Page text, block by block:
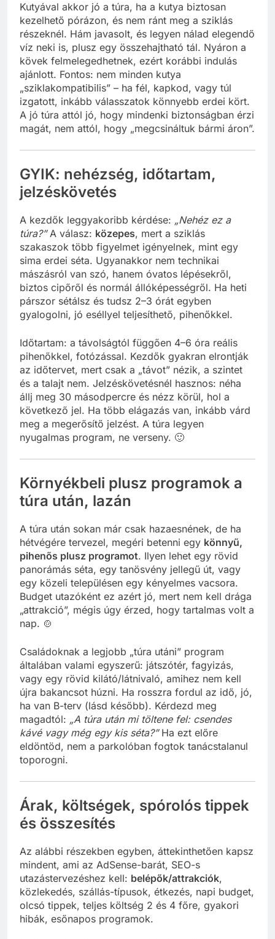
Kutyával akkor jó a túra, ha a kutya biztosan
kezelhető pórázon, és nem ránt meg a sziklás
részeknél. Hám javasolt, és legyen nálad elegendő
víz neki is, plusz egy összehajtható tál. Nyáron a
kövek felmelegedhetnek, ezért korábbi indulás
ajánlott. Fontos: nem minden kutya
„sziklakompatibilis” – ha fél, kapkod, vagy túl
izgatott, inkább válasszatok könnyebb erdei kört.
A jó túra attól jó, hogy mindenki biztonságban érzi
magát, nem attól, hogy „megcsináltuk bármi áron”.
GYIK: nehézség, időtartam,
jelzéskövetés
A kezdők leggyakoribb kérdése: „Nehéz ez a
túra?”A válasz: közepes, mert a sziklás
szakaszok több figyelmet igényelnek, mint egy
sima erdei séta. Ugyanakkor nem technikai
mászásról van szó, hanem óvatos lépésekről,
biztos cipőről és normál állóképességről. Ha heti
párszor sétálsz és tudsz 2–3 órát egyben
gyalogolni, jó eséllyel teljesíthető, pihenőkkel.
Időtartam: a távolságtól függően 4–6 óra reális
pihenőkkel, fotózással. Kezdők gyakran elrontják
az időtervet, mert csak a „távot” nézik, a szintet
és a talajt nem. Jelzéskövetésnél hasznos: néha
állj meg 30 másodpercre és nézz körül, hol a
következő jel. Ha több elágazás van, inkább várd
meg a megerősítő jelzést. A túra legyen
nyugalmas program, ne verseny. 🙂
Környékbeli plusz programok a
túra után, lazán
A túra után sokan már csak hazaesnének, de ha
hétvégére tervezel, megéri betenni egy könnyű,
pihenős plusz programot. Ilyen lehet egy rövid
panorámás séta, egy tanösvény jellegű út, vagy
egy közeli településen egy kényelmes vacsora.
Budget utazóként ez azért jó, mert nem kell drága
„attrakció”, mégis úgy érzed, hogy tartalmas volt a
nap. 🍲
Családoknak a legjobb „túra utáni” program
általában valami egyszerű: játszótér, fagyizás,
vagy egy rövid kilátó/látnivaló, amihez nem kell
újra bakancsot húzni. Ha rosszra fordul az idő, jó,
ha van B-terv (lásd később). Kérdezd meg
magadtól: „A túra után mi töltene fel: csendes
kávé vagy még egy kis séta?”Ha ezt előre
eldöntöd, nem a parkolóban fogtok tanácstalanul
toporogni.
Árak, költségek, spórolós tippek
és összesítés
Az alábbi részekben egyben, áttekinthetően kapsz
mindent, ami az AdSense-barát, SEO-s
utazástervezéshez kell: belépők/attrakciók,
közlekedés, szállás-típusok, étkezés, napi budget,
olcsó tippek, teljes költség 2 és 4 főre, gyakori
hibák, esőnapos programok.